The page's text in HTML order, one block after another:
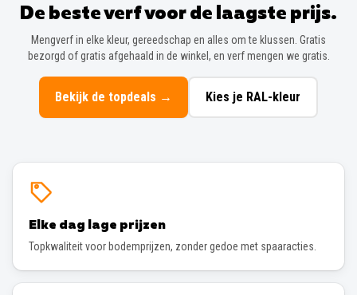
De beste verf voor de laagste prijs.
Mengverf in elke kleur, gereedschap en alles om te klussen. Gratis
bezorgd of gratis afgehaald in de winkel, en verf mengen we gratis.
Bekijk de topdeals → Kies je RAL-kleur
Elke dag lage prijzen
Topkwaliteit voor bodemprijzen, zonder gedoe met spaaracties.